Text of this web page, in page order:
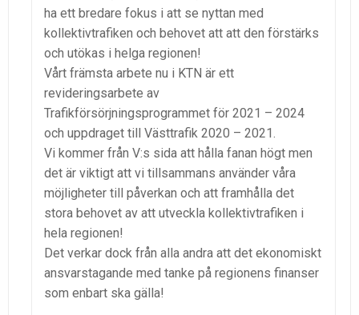
ha ett bredare fokus i att se nyttan med
kollektivtrafiken och behovet att att den förstärks
och utökas i helga regionen!
Vårt främsta arbete nu i KTN är ett
revideringsarbete av
Trafikförsörjningsprogrammet för 2021 – 2024
och uppdraget till Västtrafik 2020 – 2021.
Vi kommer från V:s sida att hålla fanan högt men
det är viktigt att vi tillsammans använder våra
möjligheter till påverkan och att framhålla det
stora behovet av att utveckla kollektivtrafiken i
hela regionen!
Det verkar dock från alla andra att det ekonomiskt
ansvarstagande med tanke på regionens finanser
som enbart ska gälla!